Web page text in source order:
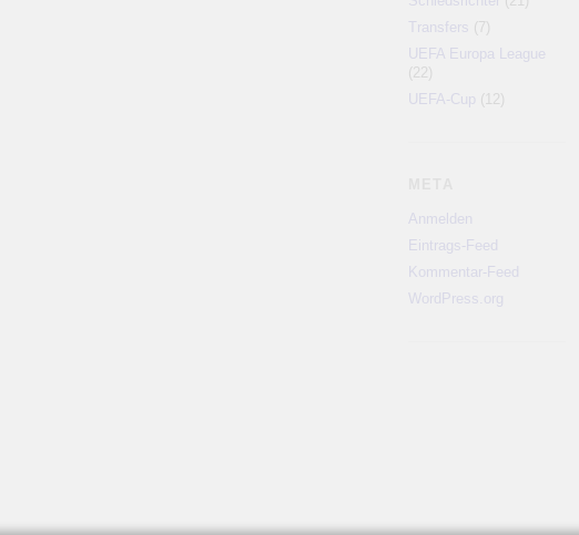
Transfers (7)
UEFA Europa League
(22)
UEFA-Cup
(12)
Anmelden
Eintrags-Feed
Kommentar-Feed
WordPress.org